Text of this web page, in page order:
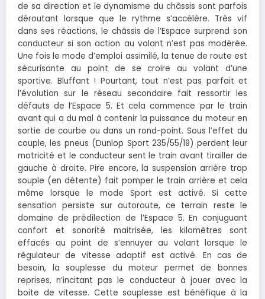
de sa direction et le dynamisme du châssis sont parfois
déroutant lorsque que le rythme s’accélère. Très vif
dans ses réactions, le châssis de l’Espace surprend son
conducteur si son action au volant n’est pas modérée.
Une fois le mode d’emploi assimilé, la tenue de route est
sécurisante au point de se croire au volant d’une
sportive. Bluffant ! Pourtant, tout n’est pas parfait et
l’évolution sur le réseau secondaire fait ressortir les
défauts de l’Espace 5. Et cela commence par le train
avant qui a du mal à contenir la puissance du moteur en
sortie de courbe ou dans un rond-point. Sous l’effet du
couple, les pneus (Dunlop Sport 235/55/19) perdent leur
motricité et le conducteur sent le train avant tirailler de
gauche à droite. Pire encore, la suspension arrière trop
souple (en détente) fait pomper le train arrière et cela
même lorsque le mode Sport est activé. Si cette
sensation persiste sur autoroute, ce terrain reste le
domaine de prédilection de l’Espace 5. En conjuguant
confort et sonorité maitrisée, les kilomètres sont
effacés au point de s’ennuyer au volant lorsque le
régulateur de vitesse adaptif est activé. En cas de
besoin, la souplesse du moteur permet de bonnes
reprises, n’incitant pas le conducteur à jouer avec la
boite de vitesse. Cette souplesse est bénéfique à la